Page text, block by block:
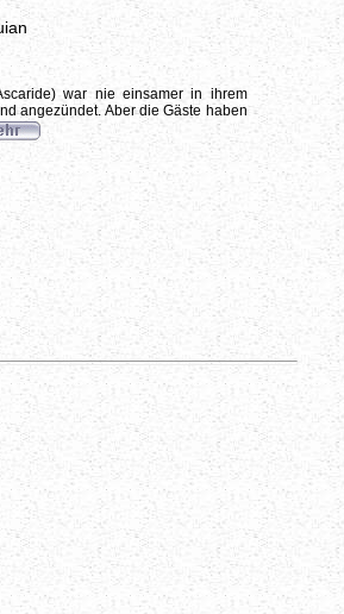
war nie einsamer in ihrem
angezündet. Aber die Gäste haben